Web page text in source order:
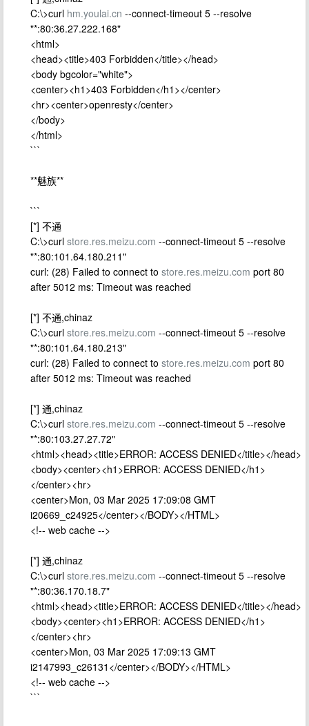
C:\>curl hm.youlai.cn --connect-timeout 5 --resolve
"*:80:36.27.222.168"
<html>
<head><title>403 Forbidden</title></head>
<body bgcolor="white">
<center><h1>403 Forbidden</h1></center>
<hr><center>openresty</center>
</body>
</html>
```
**魅族**
```
[*] 不通
C:\>curl store.res.meizu.com --connect-timeout 5 --resolve
"*:80:101.64.180.211"
curl: (28) Failed to connect to store.res.meizu.com port 80
after 5012 ms: Timeout was reached
[*] 不通,chinaz
C:\>curl store.res.meizu.com --connect-timeout 5 --resolve
"*:80:101.64.180.213"
curl: (28) Failed to connect to store.res.meizu.com port 80
after 5012 ms: Timeout was reached
[*] 通,chinaz
C:\>curl store.res.meizu.com --connect-timeout 5 --resolve
"*:80:103.27.27.72"
<html><head><title>ERROR: ACCESS DENIED</title></head>
<body><center><h1>ERROR: ACCESS DENIED</h1>
</center><hr>
<center>Mon, 03 Mar 2025 17:09:08 GMT
i20669_c24925</center></BODY></HTML>
<!-- web cache -->
[*] 通,chinaz
C:\>curl store.res.meizu.com --connect-timeout 5 --resolve
"*:80:36.170.18.7"
<html><head><title>ERROR: ACCESS DENIED</title></head>
<body><center><h1>ERROR: ACCESS DENIED</h1>
</center><hr>
<center>Mon, 03 Mar 2025 17:09:13 GMT
i2147993_c26131</center></BODY></HTML>
<!-- web cache -->
```